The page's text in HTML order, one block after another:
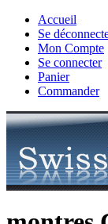
Accueil
Se
Mon Compte
Se connecter
Panier
Commander